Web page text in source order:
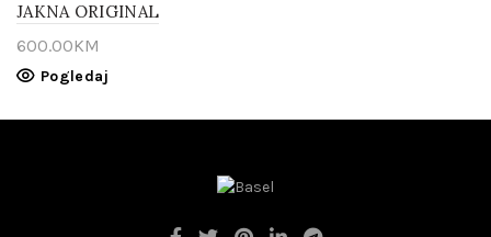
JAKNA ORIGINAL
600.00KM
Pogledaj